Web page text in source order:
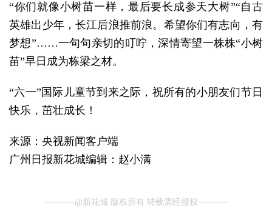
“你们就像小树苗一样，最后要长成参天大树”“自古
英雄出少年，长江后浪推前浪。希望你们有志向，有
梦想”……一句句亲切的叮咛，深情寄望一株株“小树
苗”早日成为栋梁之材。
“六一”国际儿童节到来之际，祝所有的小朋友们节日
快乐，茁壮成长！
来源：央视新闻客户端
广州日报新花城编辑：赵小满
@新花城 版权所有 转载需经授权